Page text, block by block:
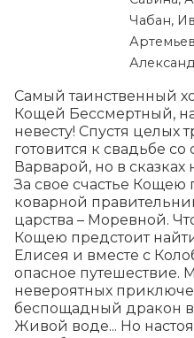
Чабан,
Самый таинственный
Кощей Бессмертный,
невесту! Спустя целых
готовится к свадьбе
Варварой, но в сказках
За свое счастье Кощею
коварной
царства – Моревной.
Кощею предстоит
Елисея и вместе с
опасное путешествие.
невероятных
беспощадный дракон
Живой воде... Но